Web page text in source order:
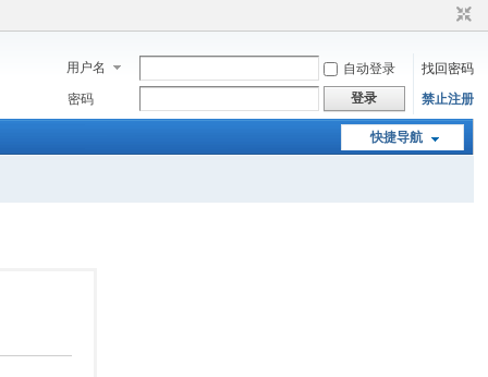
用户名 自动登录
找回密码
密码
登录 禁止注册
快捷导航